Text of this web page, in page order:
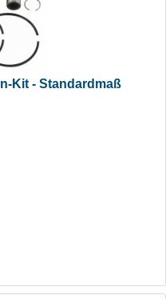
Kit - Standardmaß